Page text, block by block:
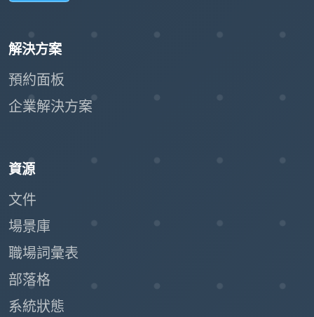
解決方案
預約面板
企業解決方案
資源
文件
場景庫
職場詞彙表
部落格
系統狀態